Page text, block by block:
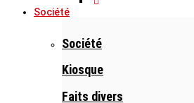
Société
Société
Kiosque
Faits divers